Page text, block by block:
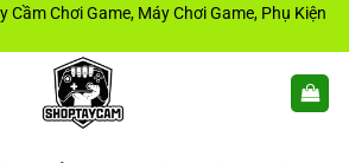
Cầm Chơi Game, Máy Chơi Game, Phụ Kiện